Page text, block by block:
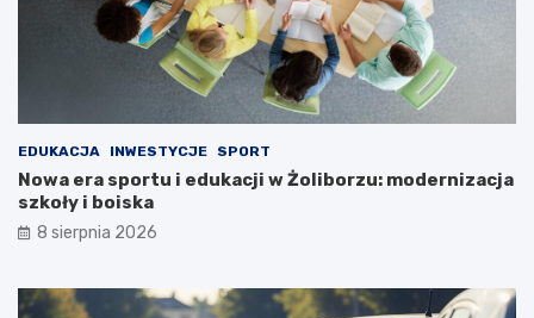
EDUKACJA INWESTYCJE SPORT
Nowa era sportu i edukacji w Żoliborzu: modernizacja
szkoły i boiska
8 sierpnia 2026